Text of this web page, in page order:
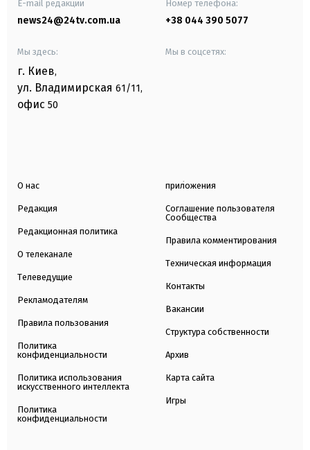
E-mail редакции
news24@24tv.com.ua
Номер телефона:
+38 044 390 5077
Мы здесь:
г. Киев,
ул. Владимирская 61/11,
офис 50
Мы в соцсетях:
О нас
Редакция
Редакционная политика
О телеканале
Телеведущие
Рекламодателям
Правила пользования
Политика
конфиденциальности
Политика использования
искусственного интеллекта
Политика
конфиденциальности
приложения
Соглашение пользователя
Сообщества
Правила комментирования
Техническая информация
Контакты
Вакансии
Структура собственности
Архив
Карта сайта
Игры